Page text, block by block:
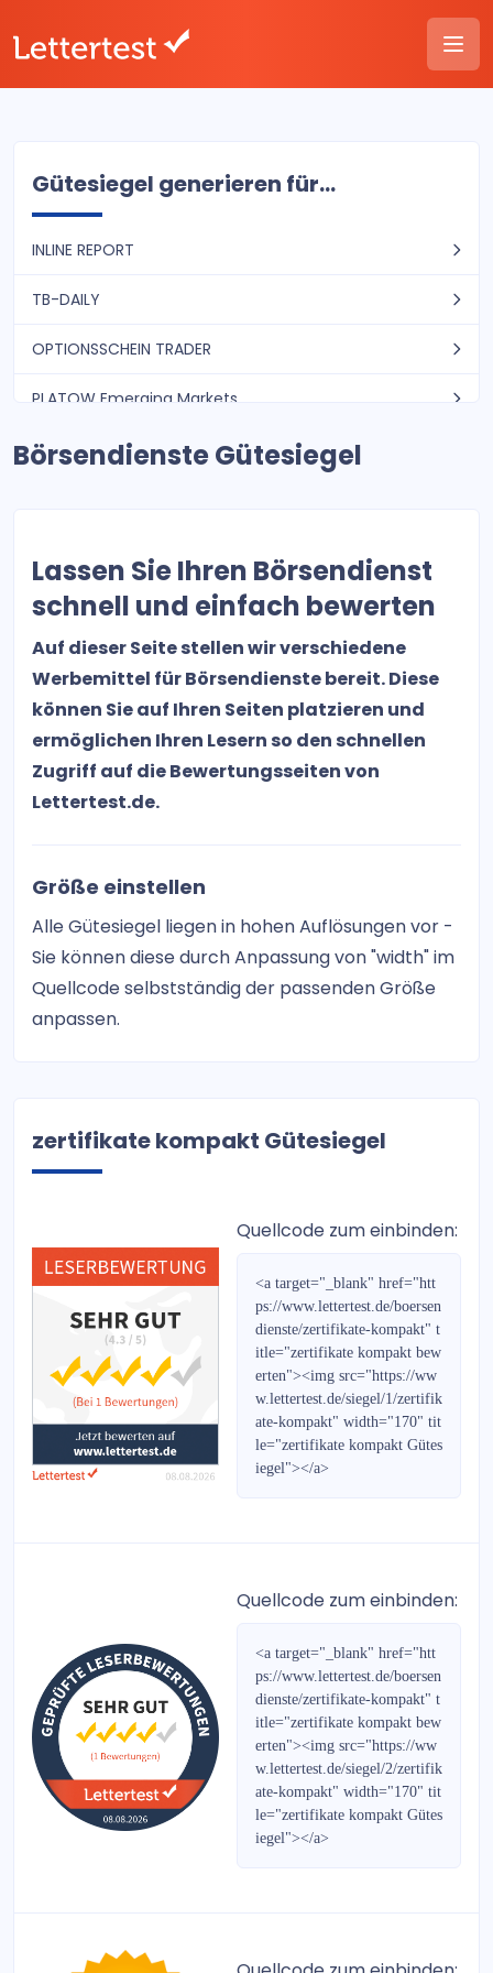
Gütesiegel generieren für...
INLINE REPORT
TB-DAILY
OPTIONSSCHEIN TRADER
PLATOW Emerging Markets
Aktien-Spezialwerte
Tech Crypto Club
TradingBrothers
DAX-Signale Swing Trading
DAXVestor
Boerse-Daily.de
DaxWaver Charttechnische Analysen
Der Goldreport
WIRTSCHAFTSINFORMATION
Swing Catcher Indikator
Bernecker Wegweiser 2017
TradingGruppe 2.0
MoneyMail
Kryptokompass
Heibel-Ticker Börsenbrief
Austria Börsenbrief
Der PLATOW Brief
PLATOW Börse
Börsendienste Gütesiegel
Lassen Sie Ihren Börsendienst
schnell und einfach bewerten
Auf dieser Seite stellen wir verschiedene
Werbemittel für Börsendienste bereit. Diese
können Sie auf Ihren Seiten platzieren und
ermöglichen Ihren Lesern so den schnellen
Zugriff auf die Bewertungsseiten von
Lettertest.de.
Größe einstellen
Alle Gütesiegel liegen in hohen Auflösungen vor -
Sie können diese durch Anpassung von "width" im
Quellcode selbstständig der passenden Größe
anpassen.
zertifikate kompakt Gütesiegel
Quellcode zum einbinden:
<a target="_blank" href="htt
ps://www.lettertest.de/boersen
dienste/zertifikate-kompakt" t
itle="zertifikate kompakt bew
erten"><img src="https://ww
w.lettertest.de/siegel/1/zertifik
ate-kompakt" width="170" tit
le="zertifikate kompakt Gütes
iegel"></a>
Quellcode zum einbinden:
<a target="_blank" href="htt
ps://www.lettertest.de/boersen
dienste/zertifikate-kompakt" t
itle="zertifikate kompakt bew
erten"><img src="https://ww
w.lettertest.de/siegel/2/zertifik
ate-kompakt" width="170" tit
le="zertifikate kompakt Gütes
iegel"></a>